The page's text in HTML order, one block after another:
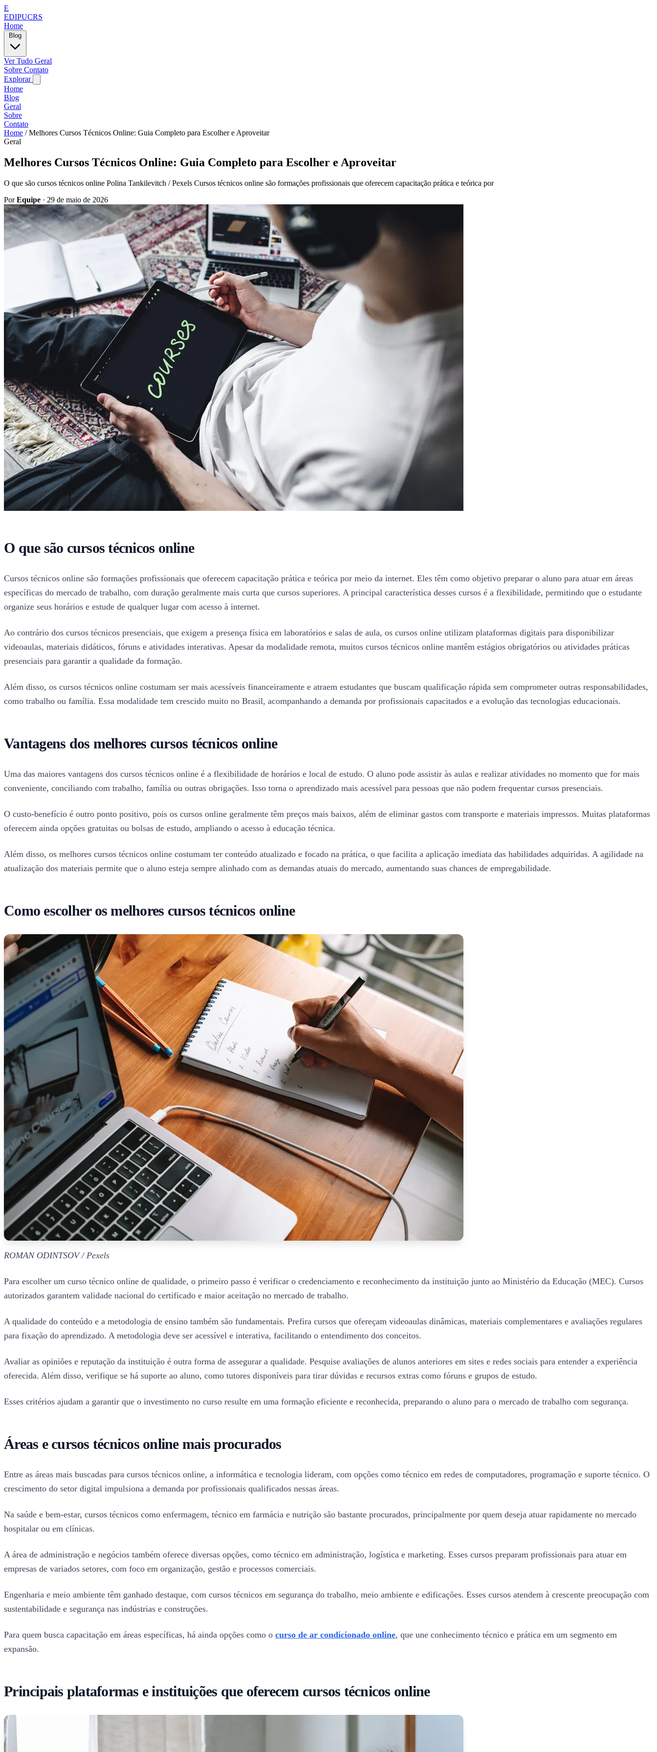
E
EDIPUCRS
Home
Ver Tudo Geral
Sobre Contato
Explorar
Home
Blog
Geral
Sobre
Contato
Home / Melhores Cursos Técnicos Online: Guia Completo para Escolher e Aproveitar
Geral
Melhores Cursos Técnicos Online: Guia Completo para Escolher e Aproveitar
O que são cursos técnicos online Polina Tankilevitch / Pexels Cursos técnicos online são formações profissionais que oferecem capacitação prática e teórica por
PorEquipe · 29 de maio de 2026
O que são cursos técnicos online
Cursos técnicos online são formações profissionais que oferecem capacitação prática e teórica por meio da internet. Eles têm como objetivo preparar o aluno para atuar em áreas
específicas do mercado de trabalho, com duração geralmente mais curta que cursos superiores. A principal característica desses cursos é a flexibilidade, permitindo que o estudante
organize seus horários e estude de qualquer lugar com acesso à internet.
Ao contrário dos cursos técnicos presenciais, que exigem a presença física em laboratórios e salas de aula, os cursos online utilizam plataformas digitais para disponibilizar
videoaulas, materiais didáticos, fóruns e atividades interativas. Apesar da modalidade remota, muitos cursos técnicos online mantêm estágios obrigatórios ou atividades práticas
presenciais para garantir a qualidade da formação.
Além disso, os cursos técnicos online costumam ser mais acessíveis financeiramente e atraem estudantes que buscam qualificação rápida sem comprometer outras responsabilidades,
como trabalho ou família. Essa modalidade tem crescido muito no Brasil, acompanhando a demanda por profissionais capacitados e a evolução das tecnologias educacionais.
Vantagens dos melhores cursos técnicos online
Uma das maiores vantagens dos cursos técnicos online é a flexibilidade de horários e local de estudo. O aluno pode assistir às aulas e realizar atividades no momento que for mais
conveniente, conciliando com trabalho, família ou outras obrigações. Isso torna o aprendizado mais acessível para pessoas que não podem frequentar cursos presenciais.
O custo-benefício é outro ponto positivo, pois os cursos online geralmente têm preços mais baixos, além de eliminar gastos com transporte e materiais impressos. Muitas plataformas
oferecem ainda opções gratuitas ou bolsas de estudo, ampliando o acesso à educação técnica.
Além disso, os melhores cursos técnicos online costumam ter conteúdo atualizado e focado na prática, o que facilita a aplicação imediata das habilidades adquiridas. A agilidade na
atualização dos materiais permite que o aluno esteja sempre alinhado com as demandas atuais do mercado, aumentando suas chances de empregabilidade.
Como escolher os melhores cursos técnicos online
ROMAN ODINTSOV / Pexels
Para escolher um curso técnico online de qualidade, o primeiro passo é verificar o credenciamento e reconhecimento da instituição junto ao Ministério da Educação (MEC). Cursos
autorizados garantem validade nacional do certificado e maior aceitação no mercado de trabalho.
A qualidade do conteúdo e a metodologia de ensino também são fundamentais. Prefira cursos que ofereçam videoaulas dinâmicas, materiais complementares e avaliações regulares
para fixação do aprendizado. A metodologia deve ser acessível e interativa, facilitando o entendimento dos conceitos.
Avaliar as opiniões e reputação da instituição é outra forma de assegurar a qualidade. Pesquise avaliações de alunos anteriores em sites e redes sociais para entender a experiência
oferecida. Além disso, verifique se há suporte ao aluno, como tutores disponíveis para tirar dúvidas e recursos extras como fóruns e grupos de estudo.
Esses critérios ajudam a garantir que o investimento no curso resulte em uma formação eficiente e reconhecida, preparando o aluno para o mercado de trabalho com segurança.
Áreas e cursos técnicos online mais procurados
Entre as áreas mais buscadas para cursos técnicos online, a informática e tecnologia lideram, com opções como técnico em redes de computadores, programação e suporte técnico. O
crescimento do setor digital impulsiona a demanda por profissionais qualificados nessas áreas.
Na saúde e bem-estar, cursos técnicos como enfermagem, técnico em farmácia e nutrição são bastante procurados, principalmente por quem deseja atuar rapidamente no mercado
hospitalar ou em clínicas.
A área de administração e negócios também oferece diversas opções, como técnico em administração, logística e marketing. Esses cursos preparam profissionais para atuar em
empresas de variados setores, com foco em organização, gestão e processos comerciais.
Engenharia e meio ambiente têm ganhado destaque, com cursos técnicos em segurança do trabalho, meio ambiente e edificações. Esses cursos atendem à crescente preocupação com
sustentabilidade e segurança nas indústrias e construções.
Para quem busca capacitação em áreas específicas, há ainda opções como o curso de ar condicionado online, que une conhecimento técnico e prática em um segmento em
expansão.
Principais plataformas e instituições que oferecem cursos técnicos online